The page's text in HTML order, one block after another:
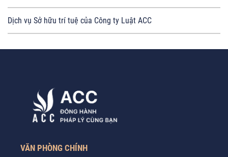
Dịch vụ Sở hữu trí tuệ của Công ty Luật ACC
VĂN PHÒNG CHÍNH